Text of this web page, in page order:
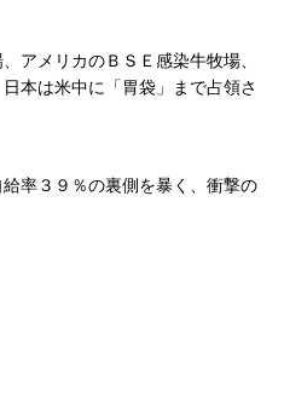
アメリカのＢＳＥ感染牛牧場、
本は米中に「胃袋」まで占領さ
率３９％の裏側を暴く、衝撃の